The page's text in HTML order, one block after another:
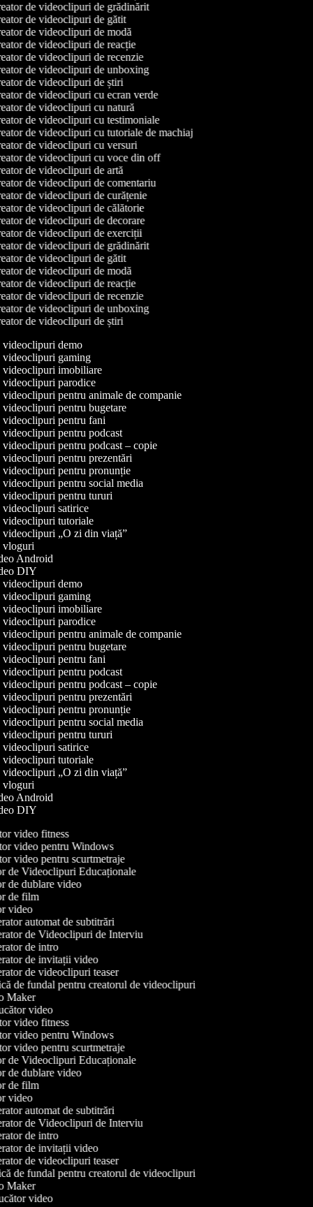
de videoclipuri de grădinărit
de videoclipuri de gătit
de videoclipuri de modă
de videoclipuri de reacție
de videoclipuri de recenzie
de videoclipuri de unboxing
de videoclipuri de știri
de videoclipuri cu ecran verde
de videoclipuri cu natură
de videoclipuri cu testimoniale
de videoclipuri cu tutoriale de machiaj
de videoclipuri cu versuri
de videoclipuri cu voce din off
de videoclipuri de artă
de videoclipuri de comentariu
de videoclipuri de curățenie
de videoclipuri de călătorie
de videoclipuri de decorare
de videoclipuri de exerciții
de videoclipuri de grădinărit
de videoclipuri de gătit
de videoclipuri de modă
de videoclipuri de reacție
de videoclipuri de recenzie
de videoclipuri de unboxing
de videoclipuri de știri
videoclipuri demo
videoclipuri gaming
videoclipuri imobiliare
videoclipuri parodice
videoclipuri pentru animale de companie
videoclipuri pentru bugetare
videoclipuri pentru fani
videoclipuri pentru podcast
videoclipuri pentru podcast – copie
videoclipuri pentru prezentări
videoclipuri pentru pronunție
videoclipuri pentru social media
videoclipuri pentru tururi
videoclipuri satirice
videoclipuri tutoriale
videoclipuri „O zi din viață”
vloguri
Android
DIY
videoclipuri demo
videoclipuri gaming
videoclipuri imobiliare
videoclipuri parodice
videoclipuri pentru animale de companie
videoclipuri pentru bugetare
videoclipuri pentru fani
videoclipuri pentru podcast
videoclipuri pentru podcast – copie
videoclipuri pentru prezentări
videoclipuri pentru pronunție
videoclipuri pentru social media
videoclipuri pentru tururi
videoclipuri satirice
videoclipuri tutoriale
videoclipuri „O zi din viață”
vloguri
Android
DIY
video fitness
video pentru Windows
video pentru scurtmetraje
de Videoclipuri Educaționale
de dublare video
de film
video
automat de subtitrări
de Videoclipuri de Interviu
de intro
de invitații video
de videoclipuri teaser
de fundal pentru creatorul de videoclipuri
Maker
video
video fitness
video pentru Windows
video pentru scurtmetraje
de Videoclipuri Educaționale
de dublare video
de film
video
automat de subtitrări
de Videoclipuri de Interviu
de intro
de invitații video
de videoclipuri teaser
de fundal pentru creatorul de videoclipuri
Maker
video